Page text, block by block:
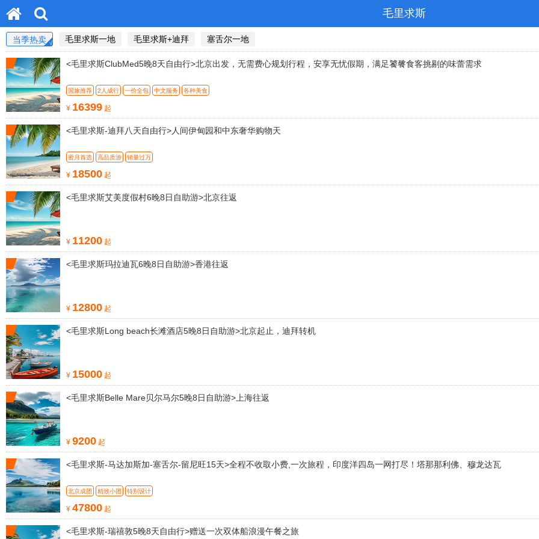
毛里求斯
当季热卖 毛里求斯一地 毛里求斯+迪拜 塞舌尔一地
<毛里求斯ClubMed5晚8天自由行>北京出发，无需费心规划行程，安享无忧假期，满足饕餮食客挑剔的味蕾需求
国旅推荐 2人成行 一价全包 中文服务 各种美食
¥ 16399 起
<毛里求斯-迪拜八天自由行>人间伊甸园和中东奢华购物天
蜜月首选 高品质游 销量过万
¥ 18500 起
<毛里求斯艾美度假村6晚8日自助游>北京往返
¥ 11200 起
<毛里求斯玛拉迪瓦6晚8日自助游>香港往返
¥ 12800 起
<毛里求斯Long beach长滩酒店5晚8日自助游>北京起止，迪拜转机
¥ 15000 起
<毛里求斯Belle Mare贝尔马尔5晚8日自助游>上海往返
¥ 9200 起
<毛里求斯-马达加斯加-塞舌尔-留尼旺15天>全程不收取小费,一次旅程，印度洋四岛一网打尽！塔那那利佛、穆龙达瓦
北京成团 精致小团 特别设计
¥ 47800 起
<毛里求斯-瑞禧敦5晚8天自由行>赠送一次双体船浪漫午餐之旅